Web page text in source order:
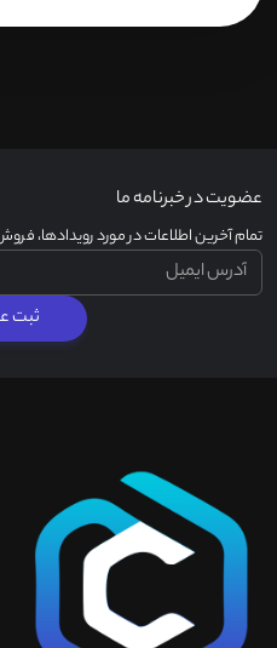
عضویت در خبرنامه ما
تمام آخرین اطلاعات در مورد رویدادها،
ثبت